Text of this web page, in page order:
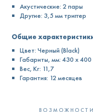
Акустические: 2 пары
Другие: 3,5 мм триггер
Общие
Цвет: Черный (Black)
Габариты, мм: 430 х 400
Вес, Кг: 11,7
Гарантия: 12 месяцев
ВОЗМОЖНОСТИ